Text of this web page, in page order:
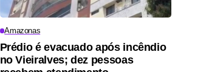
Amazonas
Prédio é evacuado após incêndio
no Vieiralves; dez pessoas